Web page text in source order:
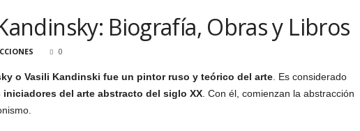
Biografía, Obras y Libros
0
o Vasili Kandinski fue un pintor ruso y teórico del arte. Es considerado
iniciadores del arte abstracto del siglo XX. Con él, comienzan la abstracción